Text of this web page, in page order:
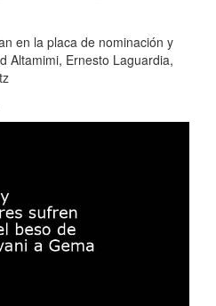
en la placa de nominación y
Altamimi, Ernesto Laguardia,